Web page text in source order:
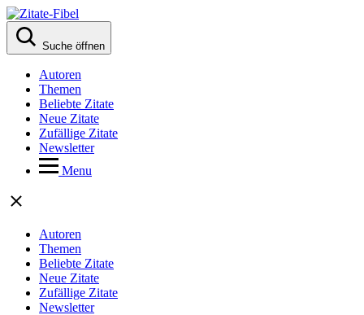
Suche öffnen
Autoren
Themen
Beliebte Zitate
Neue Zitate
Zufällige Zitate
Newsletter
Menu
Autoren
Themen
Beliebte Zitate
Neue Zitate
Zufällige Zitate
Newsletter